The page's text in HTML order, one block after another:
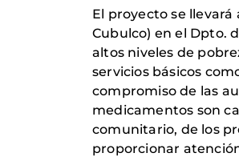
El proyecto se llevará
Cubulco) en el Dpto.
altos niveles de
servicios básicos
compromiso de las
medicamentos son
comunitario, de los
proporcionar